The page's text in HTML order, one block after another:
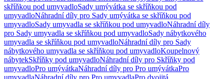
skříňkou pod umyvadloSady umývátka se skříňkou pod
umyvadloNáhradní díly pro Sady umývátka se skříňkou pod
umyvadloSady umyvadla se skříňkou pod umyvadloNáhradní díly
pro Sady umyvadla se skříňkou pod umyvadloSady nábytkového
umyvadla se skříňkou pod umyvadloNáhradní díly pro Sady
nábytkového umyvadla se skříňkou pod umyvadloKoupelnový
nábytekSkříňky pod umyvadloNáhradní díly pro Skříňky pod
umyvadloPro umývátkaNáhradní díly pro Pro umývátkaPro
umyvadlaNáhradní díly pro Pro umyvadlaPro dvojitá